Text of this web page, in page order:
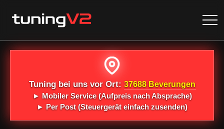
Tuning bei uns vor Ort: 37688 Beverungen
► Mobiler Service(Aufpreis nach Absprache)
►Per Post(Steuergerät einfach zusenden)